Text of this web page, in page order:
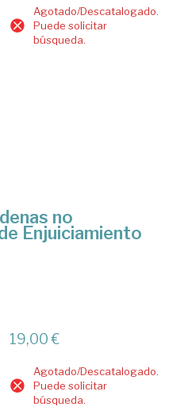
Agotado/Descatalogado.
Puede solicitar
búsqueda.
no
Enjuiciamiento
19,00 €
Agotado/Descatalogado.
Puede solicitar
búsqueda.